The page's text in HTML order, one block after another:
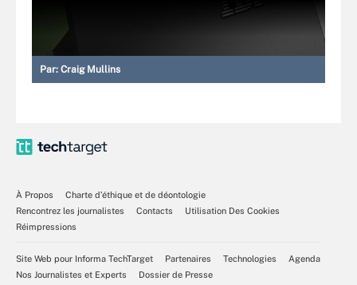
Par: Craig Mullins
À Propos
Charte d’éthique et de déontologie
Rencontrez les journalistes
Contacts
Utilisation Des Cookies
Réimpressions
Site Web pour Informa TechTarget Partenaires Technologies
Agenda
Nos Journalistes et Experts
Dossier de Presse